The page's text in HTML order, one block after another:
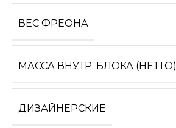
ВЕС ФРЕОНА
МАССА ВНУТР. БЛОКА (НЕТТО)
ДИЗАЙНЕРСКИЕ